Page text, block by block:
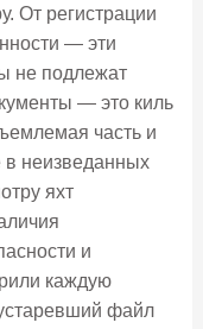
От регистрации
— эти
не подлежат
— это киль
часть и
в неизведанных
яхт
и
каждую
файл